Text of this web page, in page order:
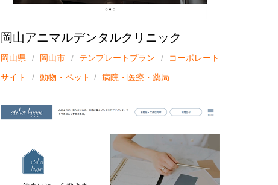
岡山アニマルデンタルクリニック
岡山県 岡山市 テンプレートプラン
コーポレート
サイト
動物・ペット 病院・医療・薬局